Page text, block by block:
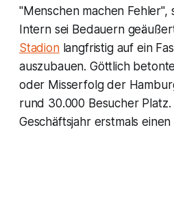
"Menschen machen Fehler",
Intern sei Bedauern
Stadionlangfristig auf ein
auszubauen. Göttlich
oder Misserfolg der
rund 30.000 Besucher
Geschäftsjahr erstmals